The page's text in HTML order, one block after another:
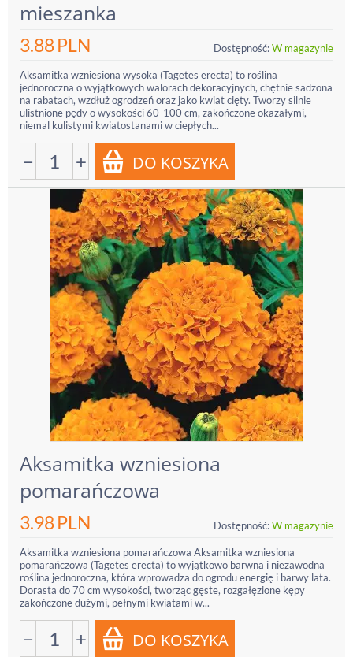
mieszanka
3.88PLN Dostępność:W magazynie
Aksamitka wzniesiona wysoka (Tagetes erecta) to roślina
jednoroczna o wyjątkowych walorach dekoracyjnych, chętnie sadzona
na rabatach, wzdłuż ogrodzeń oraz jako kwiat cięty. Tworzy silnie
ulistnione pędy o wysokości 60-100 cm, zakończone okazałymi,
niemal kulistymi kwiatostanami w ciepłych...
− +
Aksamitka wzniesiona
pomarańczowa
3.98PLN Dostępność:W magazynie
Aksamitka wzniesiona pomarańczowa Aksamitka wzniesiona
pomarańczowa (Tagetes erecta) to wyjątkowo barwna i niezawodna
roślina jednoroczna, która wprowadza do ogrodu energię i barwy lata.
Dorasta do 70 cm wysokości, tworząc gęste, rozgałęzione kępy
zakończone dużymi, pełnymi kwiatami w...
− +